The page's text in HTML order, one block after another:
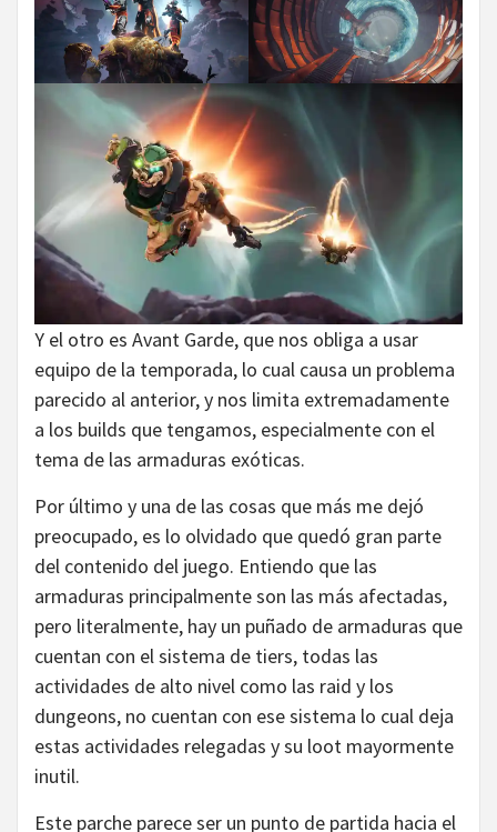
Y el otro es Avant Garde, que nos obliga a usar
equipo de la temporada, lo cual causa un problema
parecido al anterior, y nos limita extremadamente
a los builds que tengamos, especialmente con el
tema de las armaduras exóticas.
Por último y una de las cosas que más me dejó
preocupado, es lo olvidado que quedó gran parte
del contenido del juego. Entiendo que las
armaduras principalmente son las más afectadas,
pero literalmente, hay un puñado de armaduras que
cuentan con el sistema de tiers, todas las
actividades de alto nivel como las raid y los
dungeons, no cuentan con ese sistema lo cual deja
estas actividades relegadas y su loot mayormente
inutil.
Este parche parece ser un punto de partida hacia el